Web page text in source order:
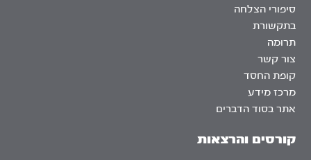
סיפורי הצלחה
בתקשורת
תרומה
צור קשר
קופת החסד
מרכז מידע
אתר בסוד הדברים
קורסים והרצאות